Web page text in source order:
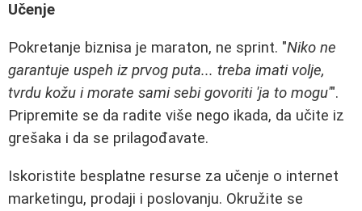
Učenje
Pokretanje biznisa je maraton, ne sprint. "Niko ne
garantuje uspeh iz prvog puta... treba imati volje,
tvrdu kožu i morate sami sebi govoriti 'ja to mogu'".
Pripremite se da radite više nego ikada, da učite iz
grešaka i da se prilagođavate.
Iskoristite besplatne resurse za učenje o internet
marketingu, prodaji i poslovanju. Okružite se